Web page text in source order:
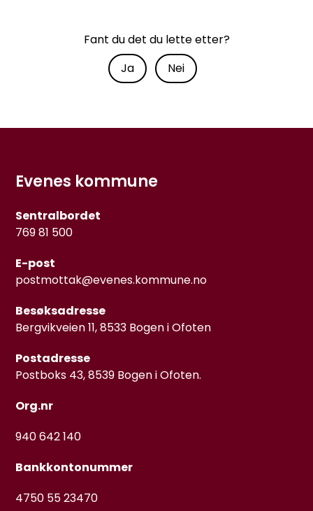
Fant du det du lette etter?
Ja
Nei
Evenes kommune
Sentralbordet
769 81 500
E-post
postmottak@evenes.kommune.no
Besøksadresse
Bergvikveien 11, 8533 Bogen i Ofoten
Postadresse
Postboks 43, 8539 Bogen i Ofoten.
Org.nr
940 642 140
Bankkontonummer
4750 55 23470